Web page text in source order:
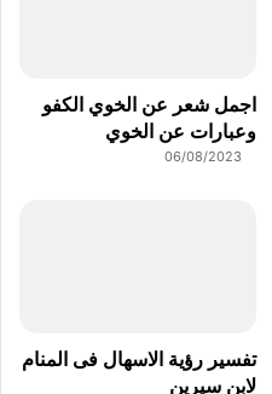
اجمل شعر عن الخوي الكفو
وعبارات عن الخوي
06/08/2023
تفسير رؤية الاسهال فى المنام
لابن سيرين